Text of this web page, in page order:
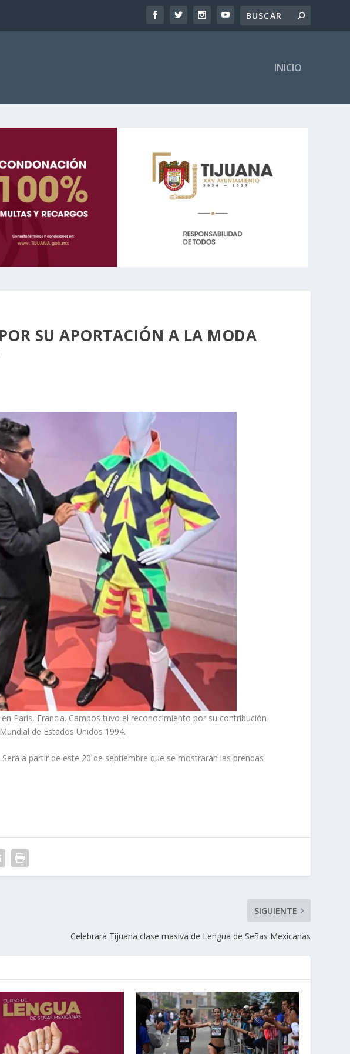
INICIO
SU APORTACIÓN A LA MODA
París, Francia. Campos tuvo el reconocimiento por su contribución
de Estados Unidos 1994.
a partir de este 20 de septiembre que se mostrarán las prendas
SIGUIENTE
Celebrará Tijuana clase masiva de Lengua de Señas Mexicanas